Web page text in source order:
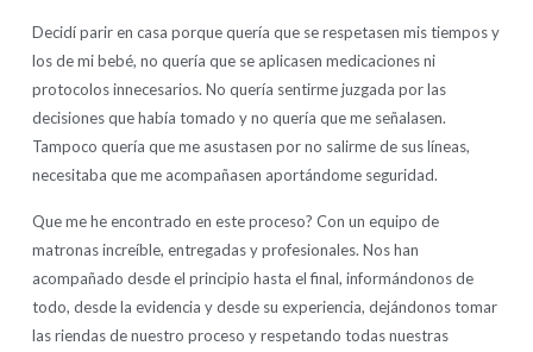
Decidí parir en casa porque quería que se respetasen mis tiempos y
los de mi bebé, no quería que se aplicasen medicaciones ni
protocolos innecesarios. No quería sentirme juzgada por las
decisiones que había tomado y no quería que me señalasen.
Tampoco quería que me asustasen por no salirme de sus líneas,
necesitaba que me acompañasen aportándome seguridad.
Que me he encontrado en este proceso? Con un equipo de
matronas increíble, entregadas y profesionales. Nos han
acompañado desde el principio hasta el final, informándonos de
todo, desde la evidencia y desde su experiencia, dejándonos tomar
las riendas de nuestro proceso y respetando todas nuestras